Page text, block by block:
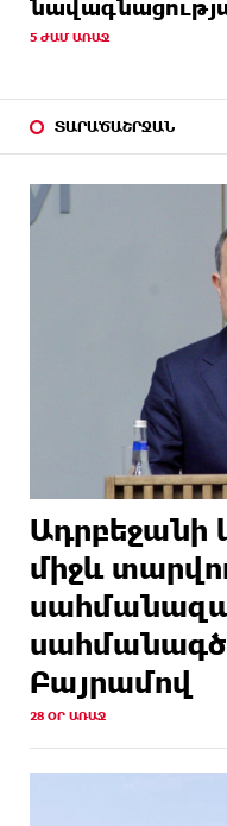
5 ԺԱՄ ԱՌԱՋ
ՏԱՐԱԾԱՇՐՋԱՆ
Ադրբեջանի
միջև
Բայրամով
28 ՕՐ ԱՌԱՋ